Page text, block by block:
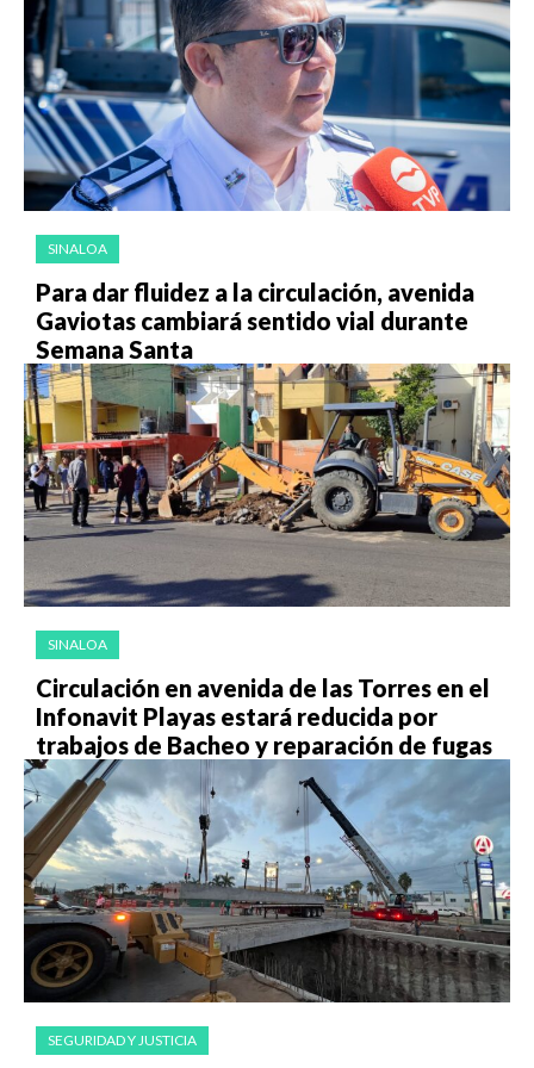
SINALOA
Para dar fluidez a la circulación, avenida
Gaviotas cambiará sentido vial durante
Semana Santa
SINALOA
Circulación en avenida de las Torres en el
Infonavit Playas estará reducida por
trabajos de Bacheo y reparación de fugas
SEGURIDAD Y JUSTICIA